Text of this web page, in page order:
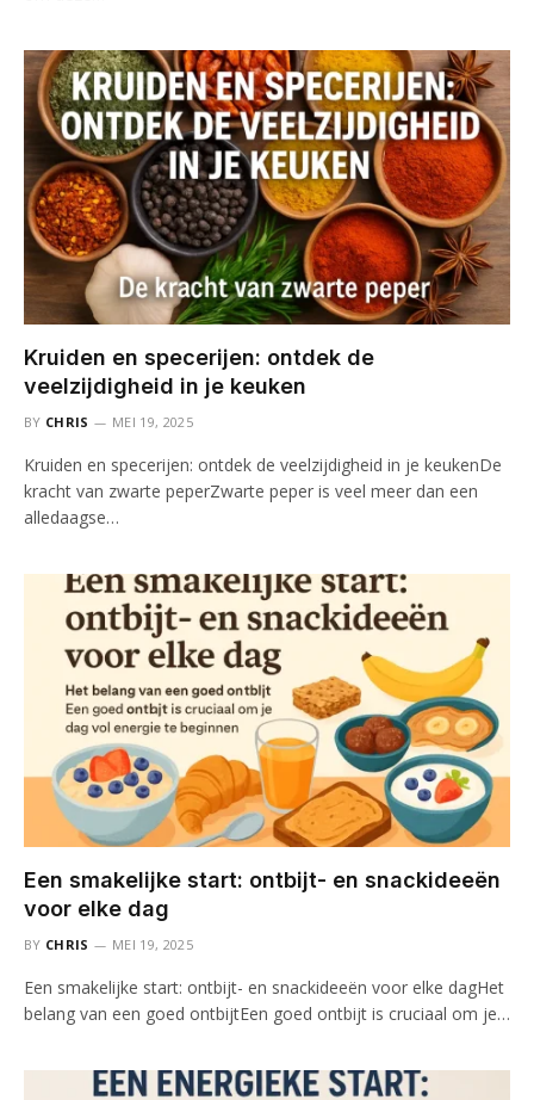
Kruiden en specerijen: ontdek de
veelzijdigheid in je keuken
BY CHRIS MEI 19, 2025
Kruiden en specerijen: ontdek de veelzijdigheid in je keukenDe
kracht van zwarte peperZwarte peper is veel meer dan een
alledaagse…
Een smakelijke start: ontbijt- en snackideeën
voor elke dag
BY CHRIS MEI 19, 2025
Een smakelijke start: ontbijt- en snackideeën voor elke dagHet
belang van een goed ontbijtEen goed ontbijt is cruciaal om je…